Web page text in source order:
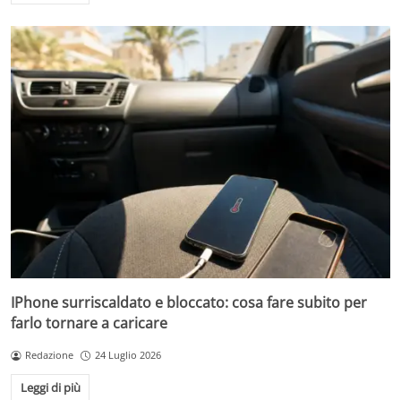
IPhone surriscaldato e bloccato: cosa fare subito per
farlo tornare a caricare
Redazione 24 Luglio 2026
Leggi di più